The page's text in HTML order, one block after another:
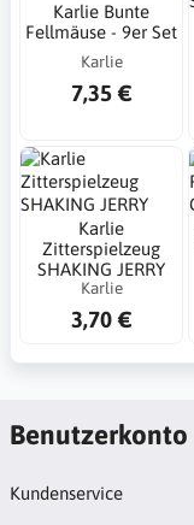
Karlie Bunte
Fellmäuse - 9er Set
Karlie
7,35 €
Karlie
Zitterspielzeug
SHAKING JERRY
Karlie
3,70 €
Benutzerkonto
Kundenservice